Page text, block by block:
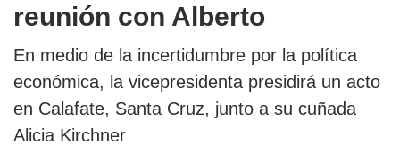
reunión con Alberto
En medio de la incertidumbre por la política
económica, la vicepresidenta presidirá un acto
en Calafate, Santa Cruz, junto a su cuñada
Alicia Kirchner